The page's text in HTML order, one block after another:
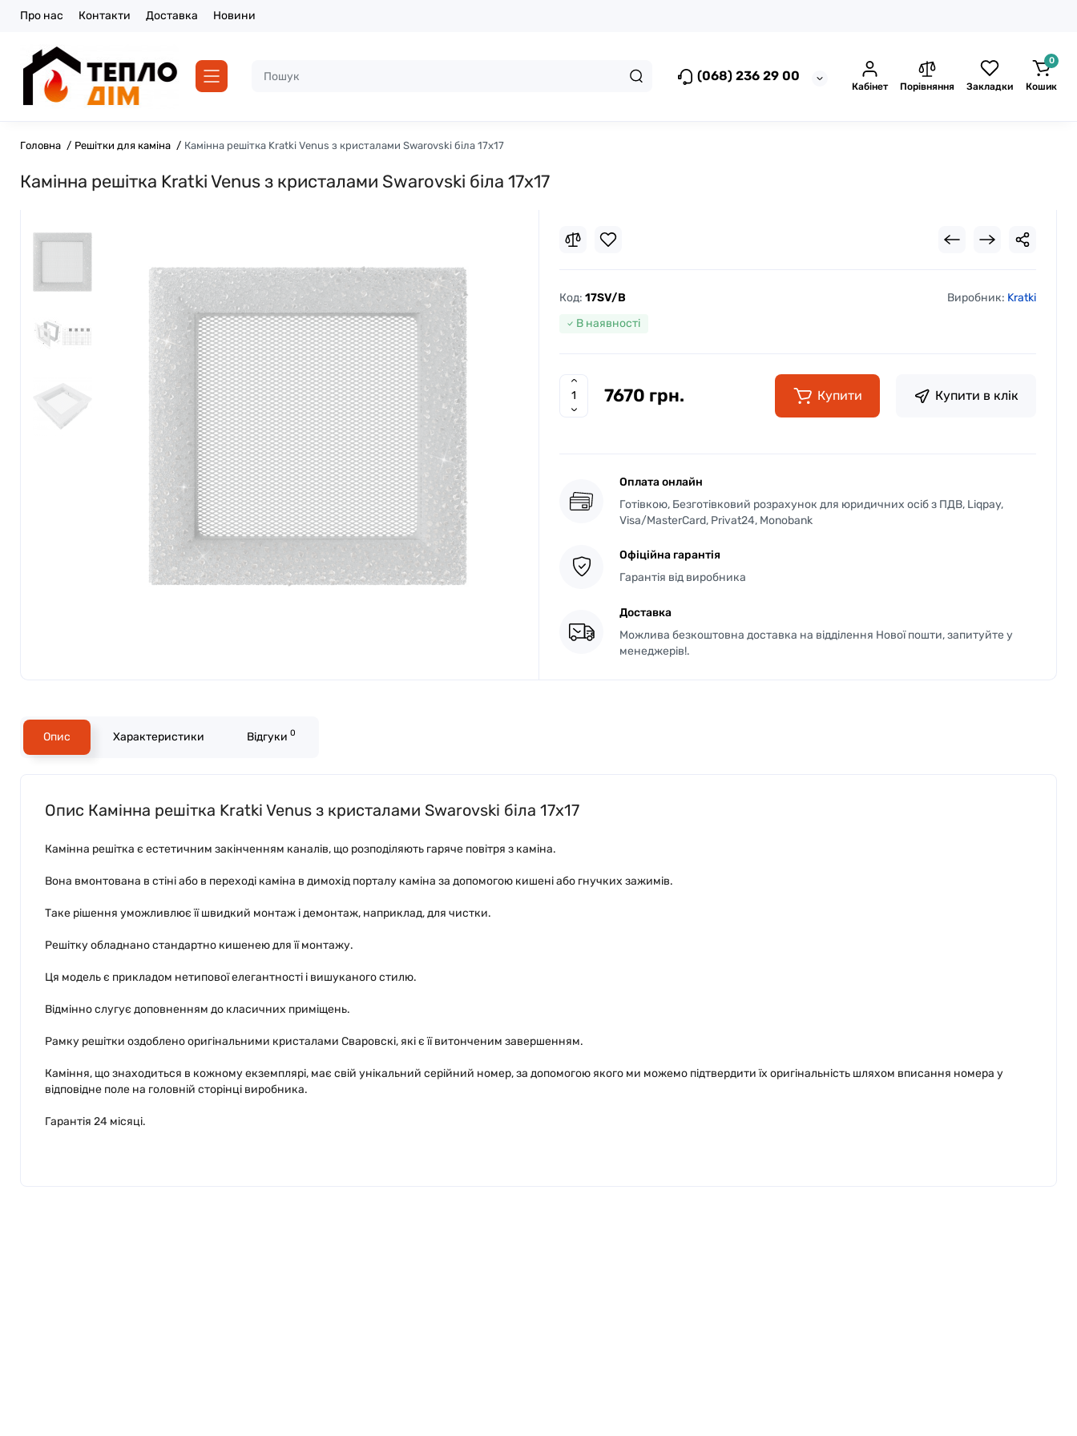
Про нас Контакти Доставка Новини
(068) 236 29 00
Кабінет Порівняння Закладки
0
Кошик
Головна Решітки для каміна Камінна решітка Kratki Venus з кристалами Swarovski біла 17x17
Камінна решітка Kratki Venus з кристалами Swarovski біла 17x17
Код: 17SV/B Виробник: Kratki
В наявності
7670 грн. Купити Купити в клік
Оплата онлайн
Готівкою, Безготівковий розрахунок для юридичних осіб з ПДВ, Liqpay,
Visa/MasterCard, Privat24, Monobank
Офіційна гарантія
Гарантія від виробника
Доставка
Можлива безкоштовна доставка на відділення Нової пошти, запитуйте у
менеджерів!.
Опис Характеристики Відгуки 0
Опис Камінна решітка Kratki Venus з кристалами Swarovski біла 17x17
Камінна решітка є естетичним закінченням каналів, що розподіляють гаряче повітря з каміна.
Вона вмонтована в стіні або в переході каміна в димохід порталу каміна за допомогою кишені або гнучких зажимів.
Таке рішення уможливлює її швидкий монтаж і демонтаж, наприклад, для чистки.
Решітку обладнано стандартно кишенею для її монтажу.
Ця модель є прикладом нетипової елегантності і вишуканого стилю.
Відмінно слугує доповненням до класичних приміщень.
Рамку решітки оздоблено оригінальними кристалами Сваровскі, які є її витонченим завершенням.
Каміння, що знаходиться в кожному екземплярі, має свій унікальний серійний номер, за допомогою якого ми можемо підтвердити їх оригінальність шляхом вписання номера у
відповідне поле на головній сторінці виробника.
Гарантія 24 місяці.